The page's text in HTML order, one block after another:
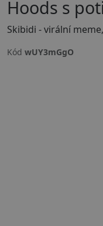
Hoods s
Kód wUY3mGgO